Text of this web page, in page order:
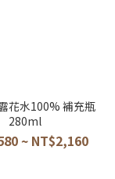
花水100% 補充瓶
280ml
~ NT$2,160